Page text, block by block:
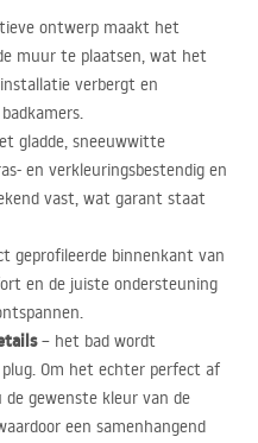
ontwerp maakt het
muur te plaatsen, wat het
verbergt en
gladde, sneeuwwitte
en verkleuringsbestendig en
vast, wat garant staat
geprofileerde binnenkant van
en de juiste ondersteuning
– het bad wordt
Om het echter perfect af
gewenste kleur van de
een samenhangend